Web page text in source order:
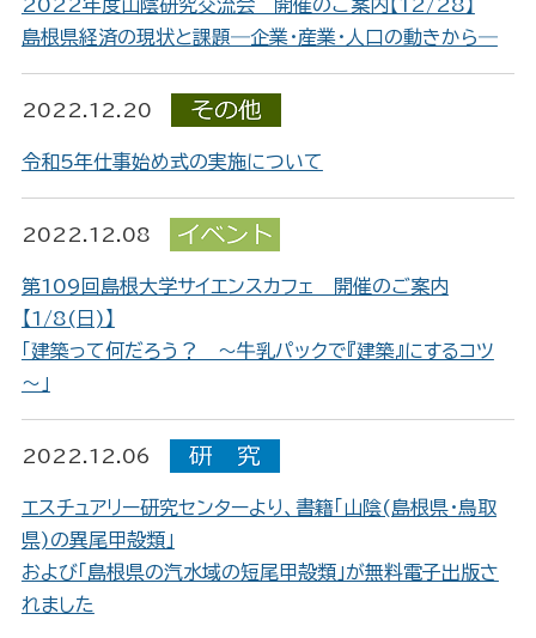
2022年度山陰研究交流会 開催のご案内【12/28】
島根県経済の現状と課題―企業・産業・人口の動きから―
2022.12.20
令和5年仕事始め式の実施について
2022.12.08
第109回島根大学サイエンスカフェ 開催のご案内
【1/8(日)】
「建築って何だろう？ ～牛乳パックで『建築』にするコツ
～」
2022.12.06
エスチュアリー研究センターより、書籍「山陰(島根県・鳥取
県)の異尾甲殻類」
および「島根県の汽水域の短尾甲殻類」が無料電子出版さ
れました